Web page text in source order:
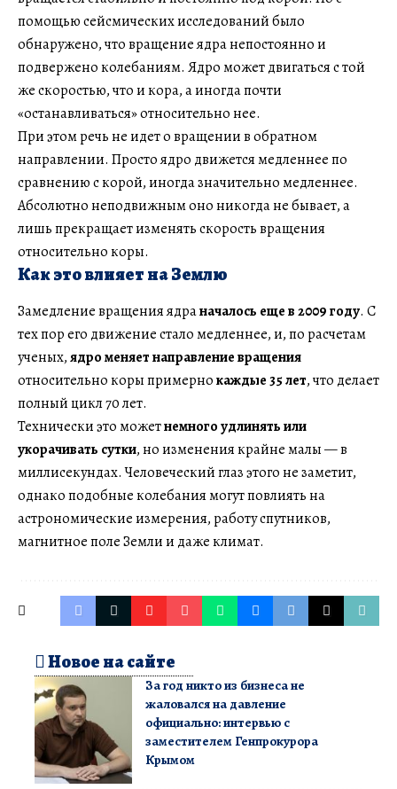
помощью сейсмических исследований было
обнаружено, что вращение ядра непостоянно и
подвержено колебаниям. Ядро может двигаться с той
же скоростью, что и кора, а иногда почти
«останавливаться» относительно нее.
При этом речь не идет о вращении в обратном
направлении. Просто ядро движется медленнее по
сравнению с корой, иногда значительно медленнее.
Абсолютно неподвижным оно никогда не бывает, а
лишь прекращает изменять скорость вращения
относительно коры.
Как это влияет на Землю
Замедление вращения ядраначалось еще в 2009 году. С
тех пор его движение стало медленнее, и, по расчетам
ученых,ядро меняет направление вращения
относительно коры примернокаждые 35 лет, что делает
полный цикл 70 лет.
Технически это можетнемного удлинять или
укорачивать сутки, но изменения крайне малы — в
миллисекундах. Человеческий глаз этого не заметит,
однако подобные колебания могут повлиять на
астрономические измерения, работу спутников,
магнитное поле Земли и даже климат.
Новое на сайте
За год никто из бизнеса не
жаловался на давление
официально: интервью с
заместителем Генпрокурора
Крымом